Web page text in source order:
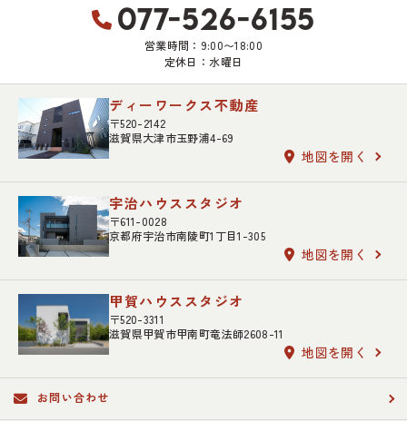
077-526-6155
営業時間：9:00〜18:00
定休日：水曜日
ディーワークス不動産
〒520-2142
滋賀県大津市玉野浦4-69
地図を開く
宇治ハウススタジオ
〒611-0028
京都府宇治市南陵町1丁目1-305
地図を開く
甲賀ハウススタジオ
〒520-3311
滋賀県甲賀市甲南町竜法師2608-11
地図を開く
お問い合わせ